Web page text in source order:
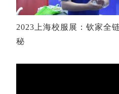
2023上海校服展：钦家全
秘